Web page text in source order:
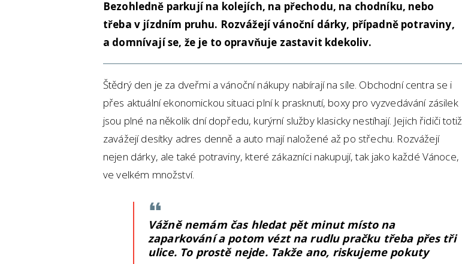
Bezohledně parkují na kolejích, na přechodu, na chodníku, nebo
třeba v jízdním pruhu. Rozvážejí vánoční dárky, případně potraviny,
a domnívají se, že je to opravňuje zastavit kdekoliv.
Štědrý den je za dveřmi a vánoční nákupy nabírají na síle. Obchodní centra se i
přes aktuální ekonomickou situaci plní k prasknutí, boxy pro vyzvedávání zásilek
jsou plné na několik dní dopředu, kurýrní služby klasicky nestíhají. Jejich řidiči totiž
zavážejí desítky adres denně a auto mají naložené až po střechu. Rozvážejí
nejen dárky, ale také potraviny, které zákazníci nakupují, tak jako každé Vánoce,
ve velkém množství.
Vážně nemám čas hledat pět minut místo na
zaparkování a potom vézt na rudlu pračku třeba přes tři
ulice. To prostě nejde. Takže ano, riskujeme pokuty